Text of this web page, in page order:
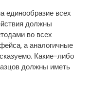
единообразие всех
должны
во всех
а аналогичные
Какие-либо
должны иметь